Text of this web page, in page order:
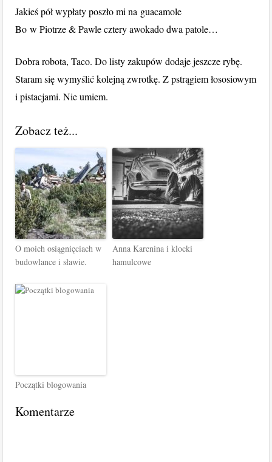
Jakieś pół wypłaty poszło mi na guacamole
Bo w Piotrze & Pawle cztery awokado dwa patole…
Dobra robota, Taco. Do listy zakupów dodaje jeszcze rybę.
Staram się wymyślić kolejną zwrotkę. Z pstrągiem łososiowym
i pistacjami. Nie umiem.
Zobacz też...
O moich osiągnięciach w
budowlance i sławie.
Anna Karenina i klocki
hamulcowe
Początki blogowania
Komentarze